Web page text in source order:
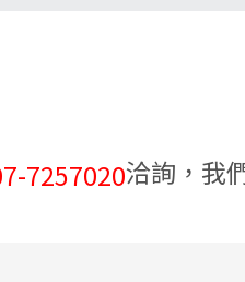
7257020洽詢，我